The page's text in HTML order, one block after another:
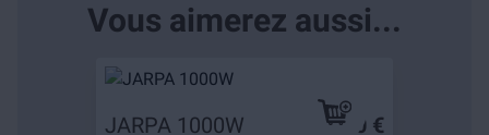
Vous aimerez aussi...
JARPA 1000W 79,90 €